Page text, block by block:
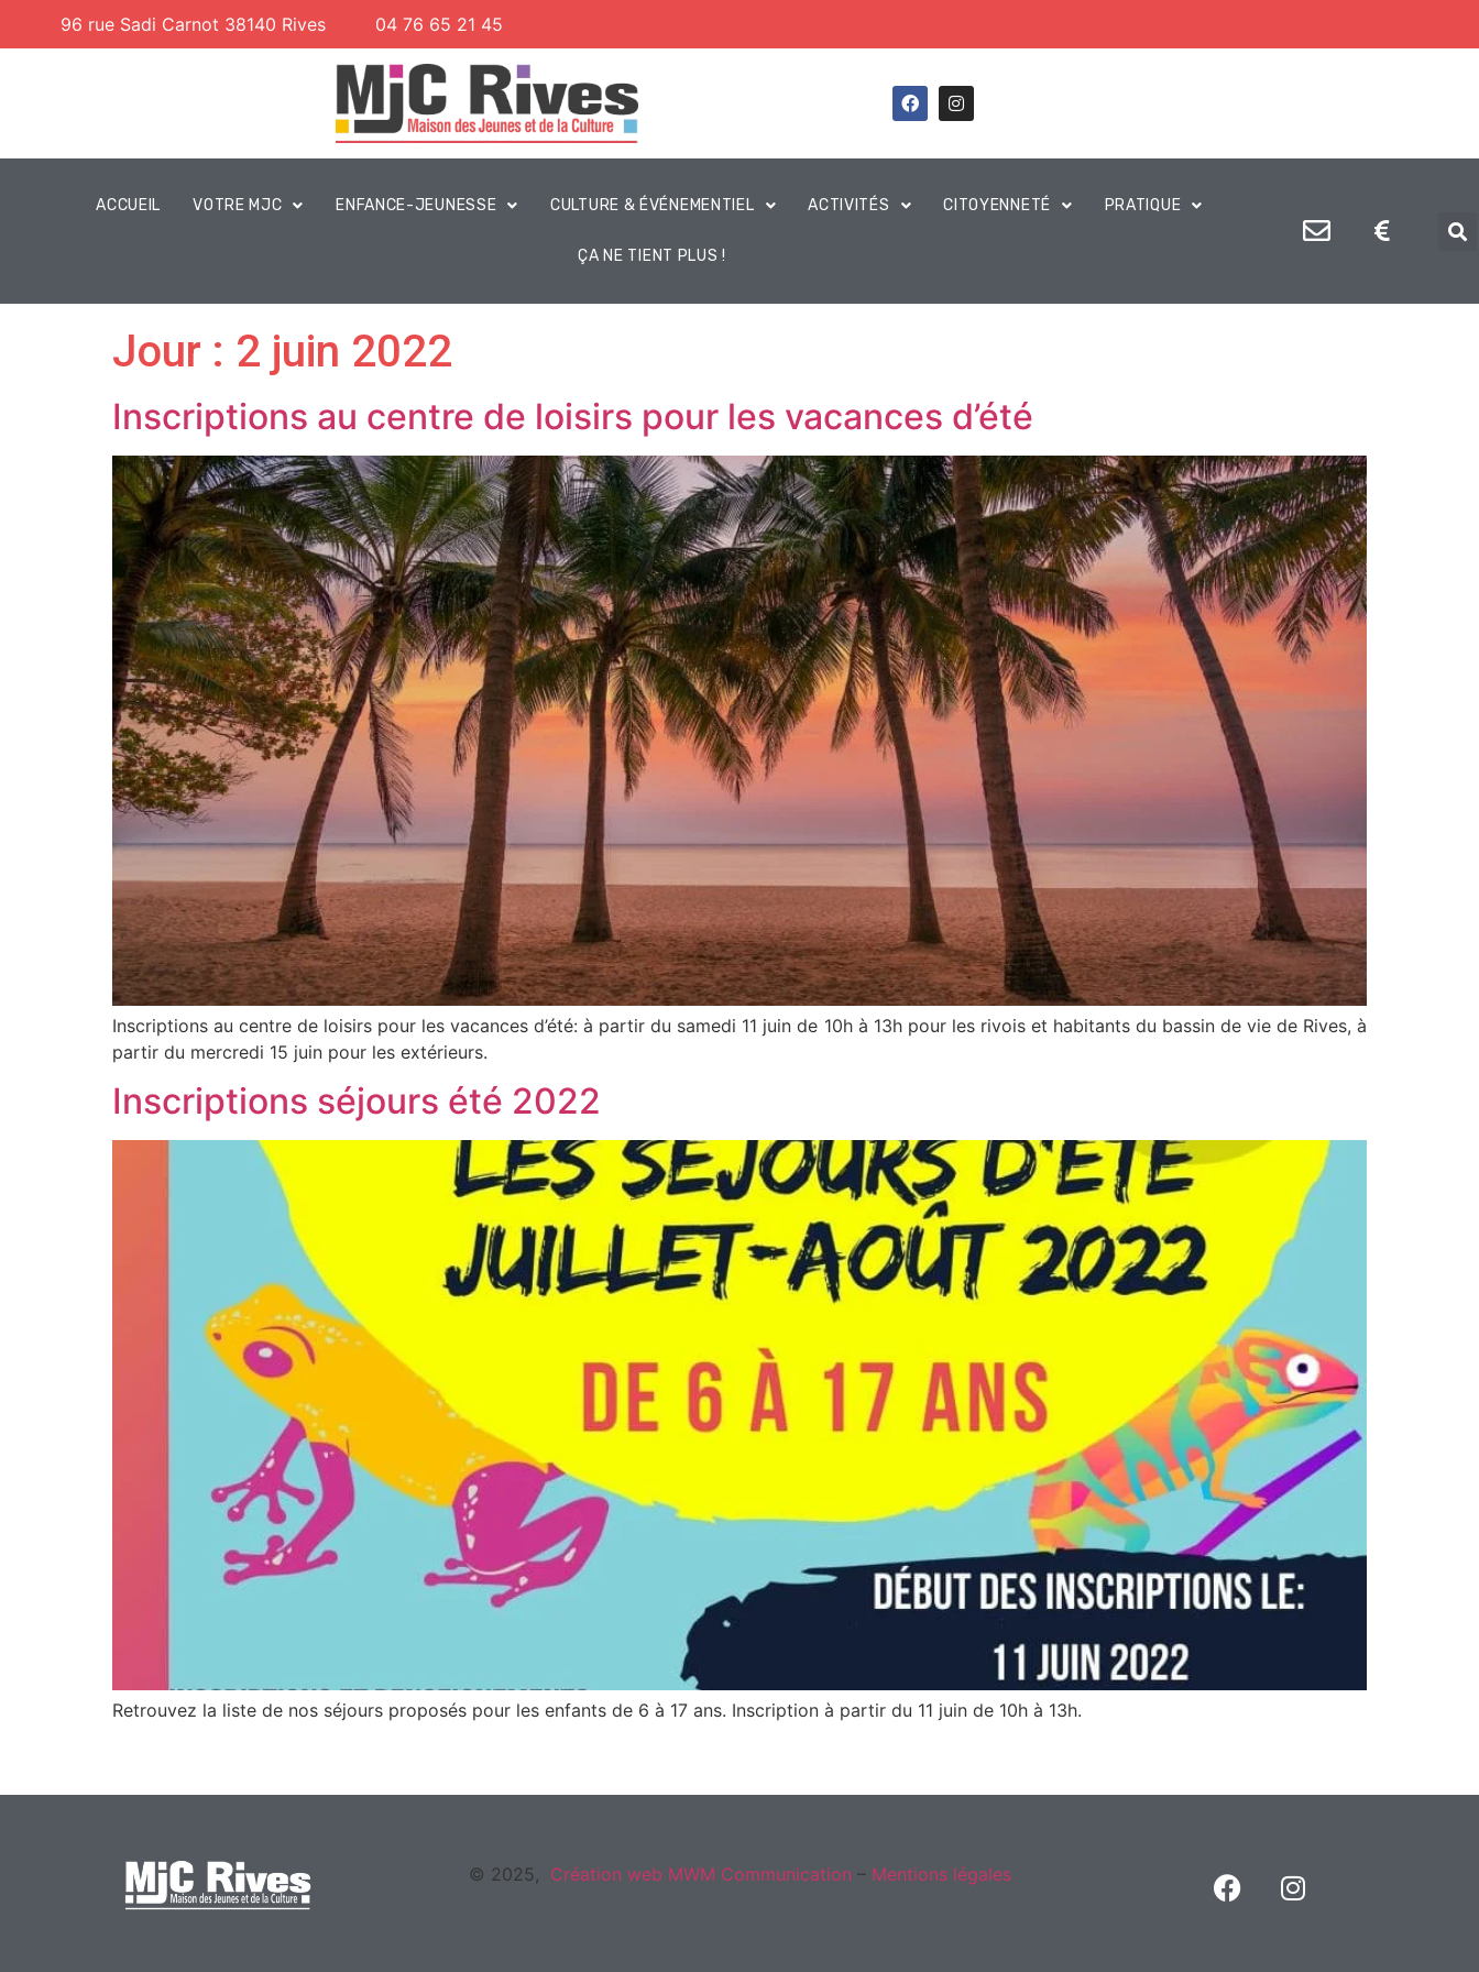
96 rue Sadi Carnot 38140 Rives 04 76 65 21 45
ACCUEIL VOTRE MJC ENFANCE-JEUNESSE CULTURE & ÉVÉNEMENTIEL ACTIVITÉS CITOYENNETÉ PRATIQUE
ÇA NE TIENT PLUS !
Jour : 2 juin 2022
Inscriptions au centre de loisirs pour les vacances d’été
Inscriptions au centre de loisirs pour les vacances d’été: à partir du samedi 11 juin de 10h à 13h pour les rivois et habitants du bassin de vie de Rives, à
partir du mercredi 15 juin pour les extérieurs.
Inscriptions séjours été 2022
Retrouvez la liste de nos séjours proposés pour les enfants de 6 à 17 ans. Inscription à partir du 11 juin de 10h à 13h.
© 2025, Création web MWM Communication – Mentions légales